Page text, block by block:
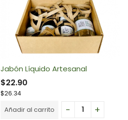
Jabón Líquido Artesanal
$22.90
$26.34
Añadir al carrito